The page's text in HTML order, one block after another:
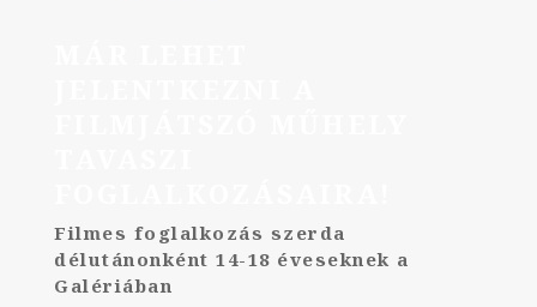
Filmes foglalkozás szerda
délutánonként 14-18 éveseknek a
Galériában